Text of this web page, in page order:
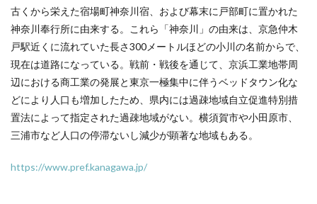
古くから栄えた宿場町神奈川宿、および幕末に戸部町に置かれた
神奈川奉行所に由来する。これら「神奈川」の由来は、京急仲木
戸駅近くに流れていた長さ300メートルほどの小川の名前からで、
現在は道路になっている。戦前・戦後を通じて、京浜工業地帯周
辺における商工業の発展と東京一極集中に伴うベッドタウン化な
どにより人口も増加したため、県内には過疎地域自立促進特別措
置法によって指定された過疎地域がない。横須賀市や小田原市、
三浦市など人口の停滞ないし減少が顕著な地域もある。
https://www.pref.kanagawa.jp/